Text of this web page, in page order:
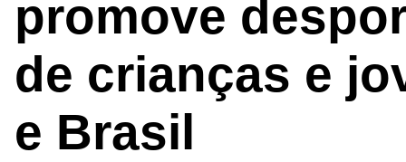
promove
de crianças e
e Brasil